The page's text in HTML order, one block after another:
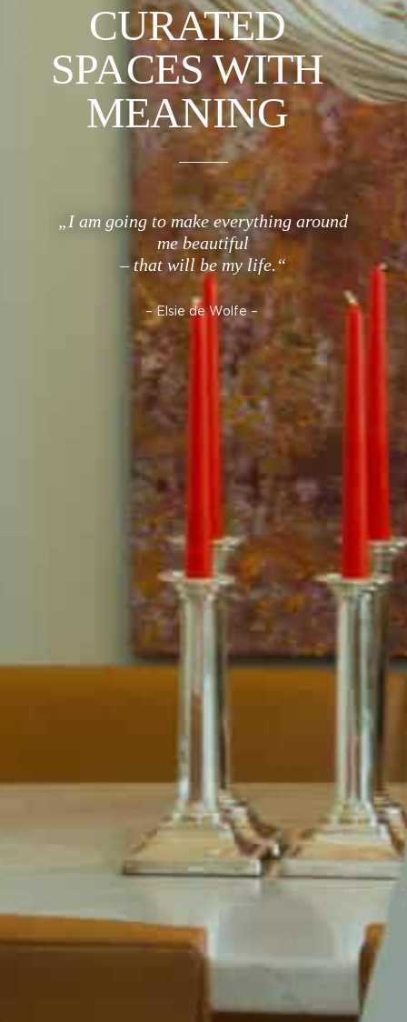
CURATED
SPACES WITH
MEANING
„I am going to make everything around
me beautiful
– that will be my life.“
– Elsie de Wolfe –